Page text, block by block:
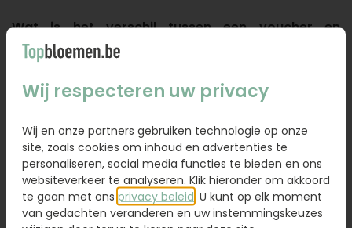
Wat is het verschil tussen een voucher en
cadeaubon?
Kan ik meerdere vouchers of cadeaubonnen
gebruiken?
Kan ik veilig betalen?
Zijn de prijzen inclusief btw?
Hoe zit het met btw bij een bloemen levering in
Wij respecteren uw privacy
Wij en onze partners gebruiken technologie op onze
site, zoals cookies om inhoud en advertenties te
personaliseren, social media functies te bieden en ons
websiteverkeer te analyseren. Klik hieronder om akkoord
te gaan met ons privacy beleid . U kunt op elk moment
van gedachten veranderen en uw instemmingskeuzes